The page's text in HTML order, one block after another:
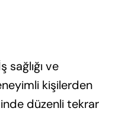
ve
kişilerden
düzenli tekrar